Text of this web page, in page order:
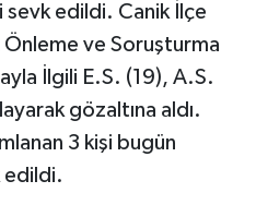
edildi. Canik İlçe
ve Soruşturma
İlgili E.S. (19), A.S.
gözaltına aldı.
3 kişi bugün
edildi.